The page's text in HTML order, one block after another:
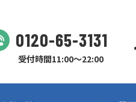
0120-65-3131
受付時間11:00〜22:00